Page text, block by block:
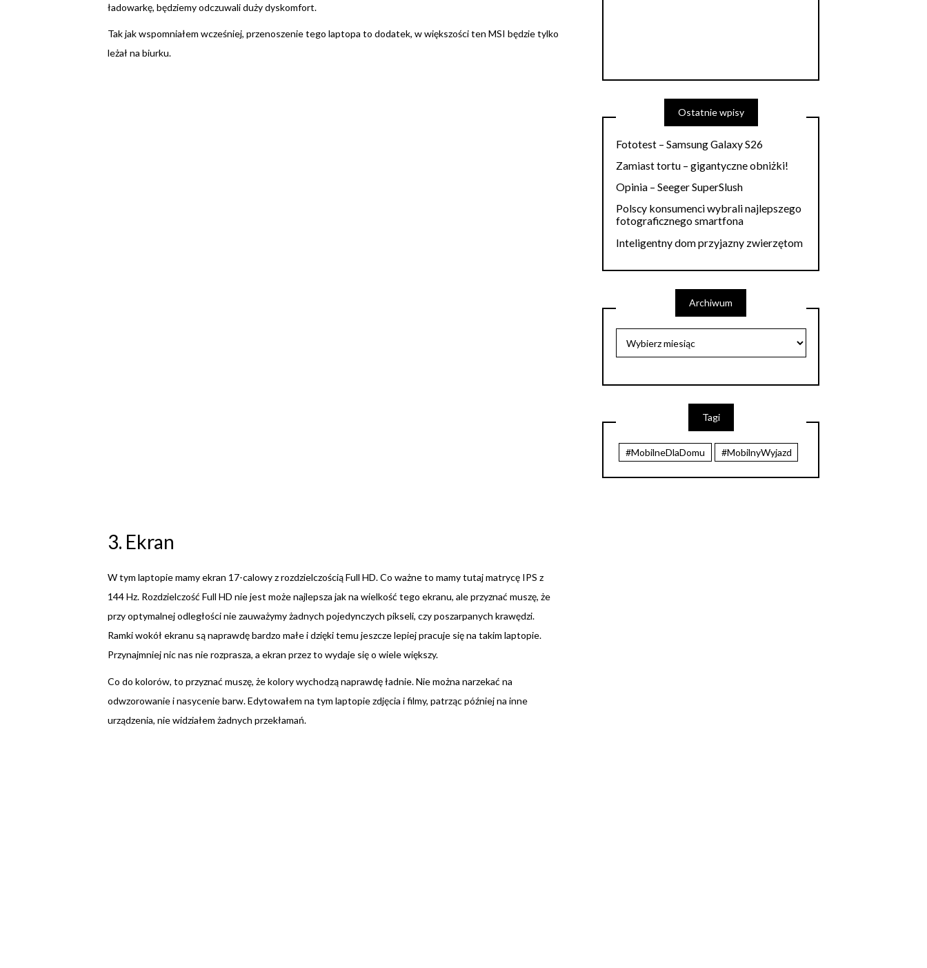
ładowarkę, będziemy odczuwali duży dyskomfort.
Tak jak wspomniałem wcześniej, przenoszenie tego laptopa to dodatek, w większości ten MSI będzie tylko
leżał na biurku.
3. Ekran
W tym laptopie mamy ekran 17-calowy z rozdzielczością Full HD. Co ważne to mamy tutaj matrycę IPS z
144 Hz. Rozdzielczość Full HD nie jest może najlepsza jak na wielkość tego ekranu, ale przyznać muszę, że
przy optymalnej odległości nie zauważymy żadnych pojedynczych pikseli, czy poszarpanych krawędzi.
Ramki wokół ekranu są naprawdę bardzo małe i dzięki temu jeszcze lepiej pracuje się na takim laptopie.
Przynajmniej nic nas nie rozprasza, a ekran przez to wydaje się o wiele większy.
Co do kolorów, to przyznać muszę, że kolory wychodzą naprawdę ładnie. Nie można narzekać na
odwzorowanie i nasycenie barw. Edytowałem na tym laptopie zdjęcia i filmy, patrząc później na inne
urządzenia, nie widziałem żadnych przekłamań.
Ostatnie wpisy
Fototest – Samsung Galaxy S26
Zamiast tortu – gigantyczne obniżki!
Opinia – Seeger SuperSlush
Polscy konsumenci wybrali najlepszego
fotograficznego smartfona
Inteligentny dom przyjazny zwierzętom
Archiwum
Tagi
#MobilneDlaDomu #MobilnyWyjazd